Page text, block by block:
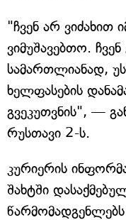
"ჩვენ არ ვიძახით
ვიმუშავებთო.
სამართლიანად,
ხელფასების
გვეკუთვნის", —
რუსთავი 2-ს.
კურიერის
შახტში